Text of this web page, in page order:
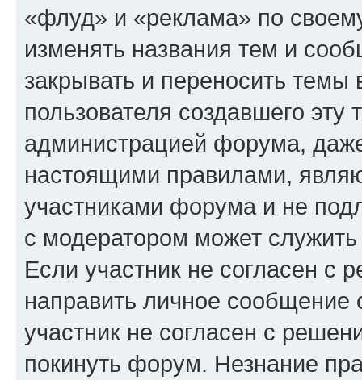
«флуд» и «реклама» по
изменять названия тем и
закрывать и переносить
пользователя создавшего
администрацией форума,
настоящими правилами,
участниками форума и не
с модератором может
Если участник не согласен с
направить личное
участник не согласен с
покинуть форум. Незнание